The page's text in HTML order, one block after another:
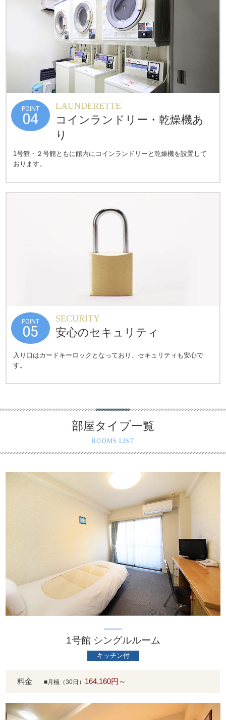
POINT
04
LAUNDERETTE
コインランドリー・ 乾燥機あ
り
1号館・２号館ともに館内にコインランドリーと乾燥機を設置して
おります。
POINT
05
SECURITY
安心のセキュリティ
入り口はカードキーロックとなっており、セキュリティも安心で
す。
部屋タイプ一覧
ROOMS LIST
1号館 シングルルーム
キッチン付
料金 ■月極（30日） 164,160円～